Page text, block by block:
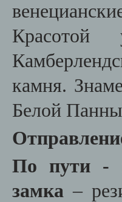
Красотой
камня.
Белой
По пути -
замка –